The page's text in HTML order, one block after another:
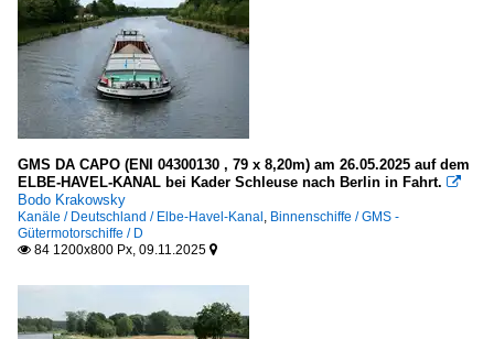
GMS DA CAPO (ENI 04300130 , 79 x 8,20m) am 26.05.2025 auf dem
ELBE-HAVEL-KANAL bei Kader Schleuse nach Berlin in Fahrt. 
Bodo Krakowsky
Kanäle / Deutschland / Elbe-Havel-Kanal Binnenschiffe / GMS -
Gütermotorschiffe / D
 84 1200x800 Px, 09.11.2025 